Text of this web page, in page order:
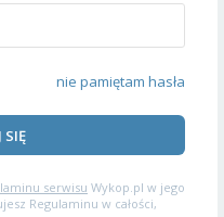
nie pamiętam hasła
SIĘ
serwisu Wykop.pl w jego
Regulaminu w całości,